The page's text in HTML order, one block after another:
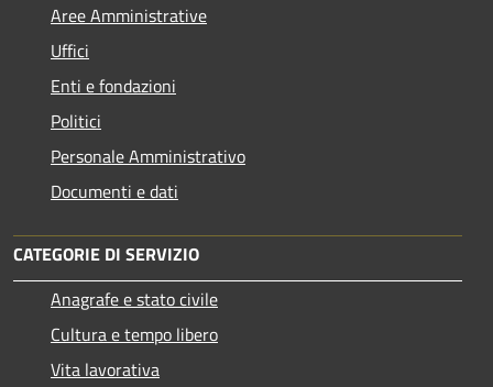
Aree Amministrative
Uffici
Enti e fondazioni
Politici
Personale Amministrativo
Documenti e dati
CATEGORIE DI SERVIZIO
Anagrafe e stato civile
Cultura e tempo libero
Vita lavorativa